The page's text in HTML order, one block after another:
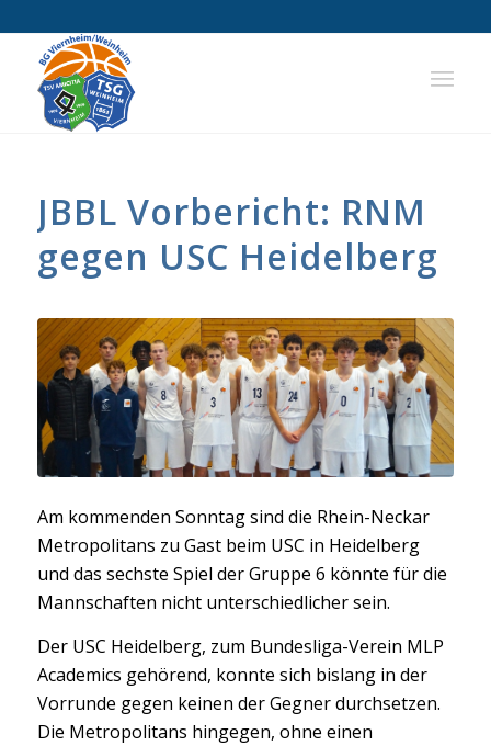
JBBL Vorbericht: RNM
gegen USC Heidelberg
Am kommenden Sonntag sind die Rhein-Neckar
Metropolitans zu Gast beim USC in Heidelberg
und das sechste Spiel der Gruppe 6 könnte für die
Mannschaften nicht unterschiedlicher sein.
Der USC Heidelberg, zum Bundesliga-Verein MLP
Academics gehörend, konnte sich bislang in der
Vorrunde gegen keinen der Gegner durchsetzen.
Die Metropolitans hingegen, ohne einen